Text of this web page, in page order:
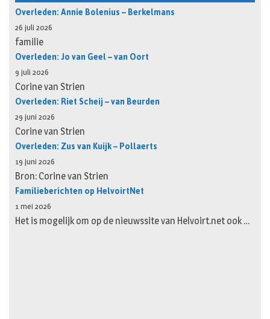
Overleden: Annie Bolenius – Berkelmans
26 juli 2026
familie
Overleden: Jo van Geel – van Oort
9 juli 2026
Corine van Strien
Overleden: Riet Scheij – van Beurden
29 juni 2026
Corine van Strien
Overleden: Zus van Kuijk – Pollaerts
19 juni 2026
Bron: Corine van Strien
Familieberichten op HelvoirtNet
1 mei 2026
Het is mogelijk om op de nieuwssite van Helvoirt.net ook …